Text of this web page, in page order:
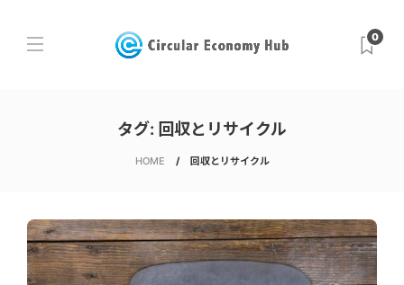
0
タグ: 回収とリサイクル
HOME 回収とリサイクル